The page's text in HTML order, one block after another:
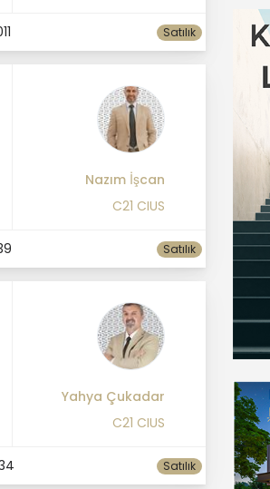
Satılık
Nazım İşcan
C21 CIUS
Satılık
Yahya Çukadar
C21 CIUS
Satılık